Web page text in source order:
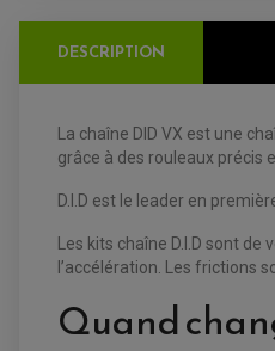
DESCRIPTION
La chaîne DID VX est une
grâce à des rouleaux précis
D.I.D est le leader en
Les kits chaîne D.I.D sont
l’accélération. Les frictions
Quand